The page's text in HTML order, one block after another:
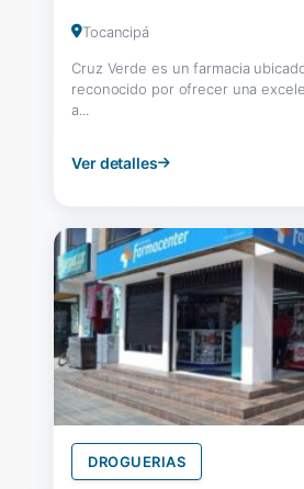
Tocancipá
Cruz Verde es un farmacia
reconocido por ofrecer una
a...
Ver detalles
DROGUERIAS